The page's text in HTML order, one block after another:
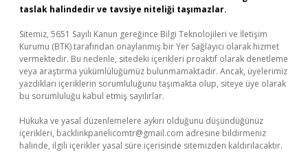
taslak halindedir ve tavsiye niteliği taşımazlar.
Sitemiz, 5651 Sayılı Kanun gereğince Bilgi Teknolojileri ve İletişim
Kurumu (BTK) tarafından onaylanmış bir Yer Sağlayıcı olarak hizmet
vermektedir. Bu nedenle, sitedeki içerikleri proaktif olarak denetleme
veya araştırma yükümlülüğümüz bulunmamaktadır. Ancak, üyelerimiz
yazdıkları içeriklerin sorumluluğunu taşımakta olup, siteye üye olarak
bu sorumluluğu kabul etmiş sayılırlar.
Hukuka ve yasal düzenlemelere aykırı olduğunu düşündüğünüz
içerikleri, backlinkpanelicomtr@gmail.com adresine bildirmeniz
halinde, ilgili içerikler yasal süre içerisinde sitemizden kaldırılacaktır.